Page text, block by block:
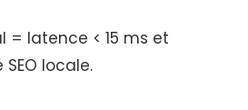
= latence < 15 ms et
locale.